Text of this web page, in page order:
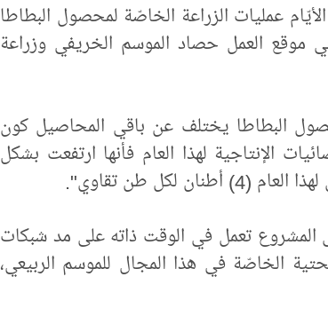
عمليات الزراعة الخاصّة لمحصول البطاطا
موقع العمل حصاد الموسم الخريفي وزراعة
البطاطا يختلف عن باقي المحاصيل كون
الإنتاجية لهذا العام فأنها ارتفعت بشكل
لكل طن تقاوي".
في المشروع تعمل في الوقت ذاته على مد شبكات
الخاصّة في هذا المجال للموسم الربيعي،